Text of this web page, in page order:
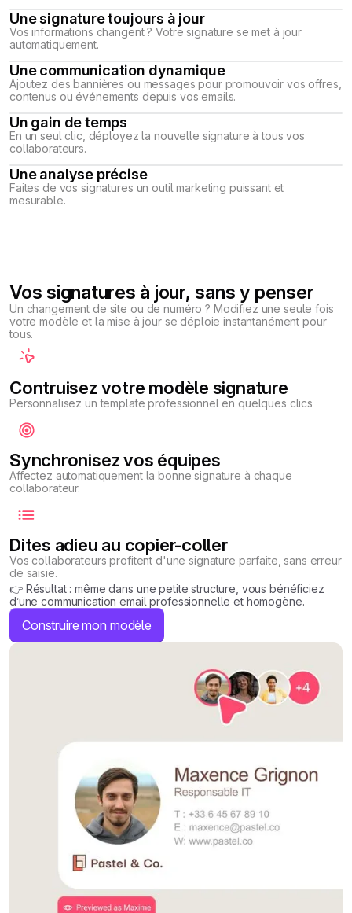
Une signature toujours à jour
Vos informations changent ? Votre signature se met à jour
automatiquement.
Une communication dynamique
Ajoutez des bannières ou messages pour promouvoir vos offres,
contenus ou événements depuis vos emails.
Un gain de temps
En un seul clic, déployez la nouvelle signature à tous vos
collaborateurs.
Une analyse précise
Faites de vos signatures un outil marketing puissant et
mesurable.
Vos signatures à jour, sans y penser
Un changement de site ou de numéro ? Modifiez une seule fois
votre modèle et la mise à jour se déploie instantanément pour
tous.
Contruisez votre modèle signature
Personnalisez un template professionnel en quelques clics
Synchronisez vos équipes
Affectez automatiquement la bonne signature à chaque
collaborateur.
Dites adieu au copier-coller
Vos collaborateurs profitent d'une signature parfaite, sans erreur
de saisie.
👉 Résultat : même dans une petite structure, vous bénéficiez
d’une communication email professionnelle et homogène.
Construire mon modèle